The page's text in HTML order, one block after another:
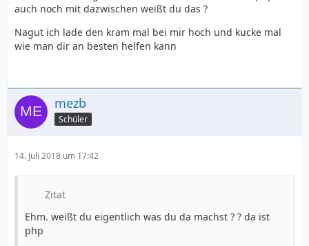
auch noch mit dazwischen weißt du das ?
Nagut ich lade den kram mal bei mir hoch und kucke mal
wie man dir an besten helfen kann
mezb
Schüler
14. Juli 2018 um 17:42
Zitat
Ehm. weißt du eigentlich was du da machst ? ? da ist
php